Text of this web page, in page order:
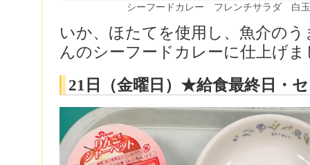
シーフードカレー フレンチサラダ 白
いか、ほたてを使用し、魚介の
んのシーフードカレーに仕上げま
21日（金曜日）★給食最終日・